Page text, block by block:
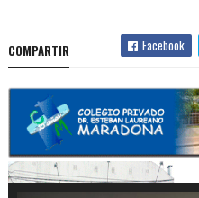
COMPARTIR Facebook